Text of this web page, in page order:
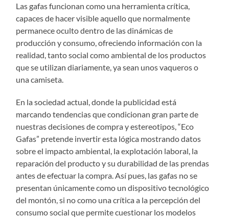
Las gafas funcionan como una herramienta crítica,
capaces de hacer visible aquello que normalmente
permanece oculto dentro de las dinámicas de
producción y consumo, ofreciendo información con la
realidad, tanto social como ambiental de los productos
que se utilizan diariamente, ya sean unos vaqueros o
una camiseta.
En la sociedad actual, donde la publicidad está
marcando tendencias que condicionan gran parte de
nuestras decisiones de compra y estereotipos, “Eco
Gafas” pretende invertir esta lógica mostrando datos
sobre el impacto ambiental, la explotación laboral, la
reparación del producto y su durabilidad de las prendas
antes de efectuar la compra. Así pues, las gafas no se
presentan únicamente como un dispositivo tecnológico
del montón, si no como una crítica a la percepción del
consumo social que permite cuestionar los modelos